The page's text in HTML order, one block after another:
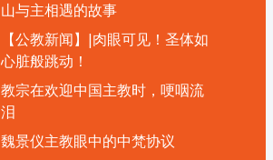
山与主相遇的故事
【公教新闻】|肉眼可见！圣体如
心脏般跳动！
教宗在欢迎中国主教时，哽咽流
泪
魏景仪主教眼中的中梵协议